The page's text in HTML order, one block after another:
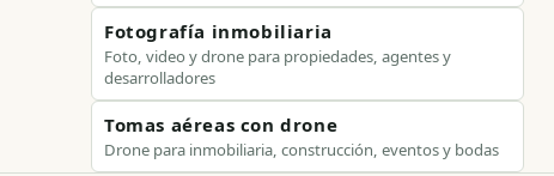
Fotografía inmobiliaria
Foto, video y drone para propiedades, agentes y
desarrolladores
Tomas aéreas con drone
Drone para inmobiliaria, construcción, eventos y bodas